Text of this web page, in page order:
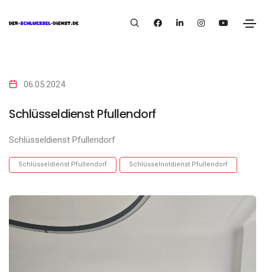
06.05.2024
Schlüsseldienst Pfullendorf
Schlüsseldienst Pfullendorf
Schlüsseldienst Pfullendorf Schlüsselnotdienst Pfullendorf